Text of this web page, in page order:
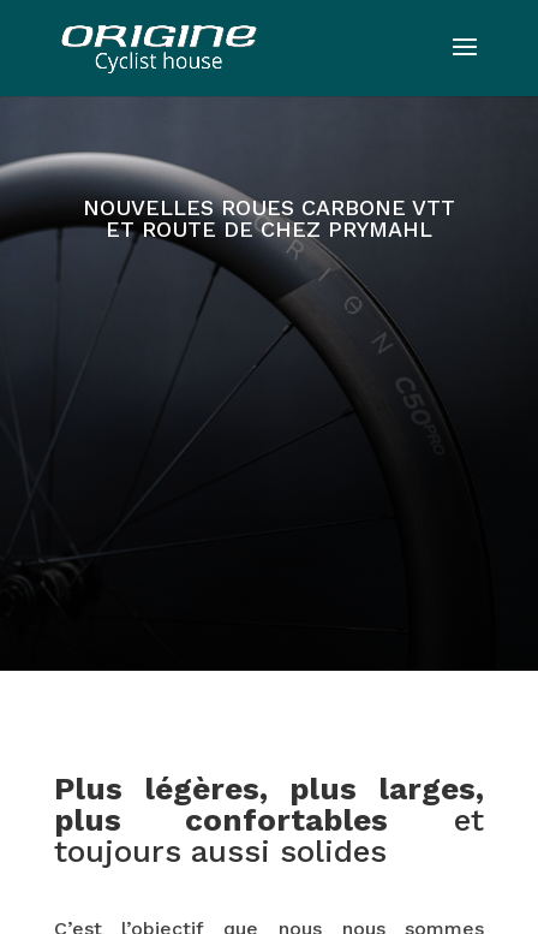
NOUVELLES ROUES CARBONE VTT
ET ROUTE DE CHEZ PRYMAHL
Plus légères, plus larges,
plus confortables et
toujours aussi solides
C’est l’objectif que nous nous sommes